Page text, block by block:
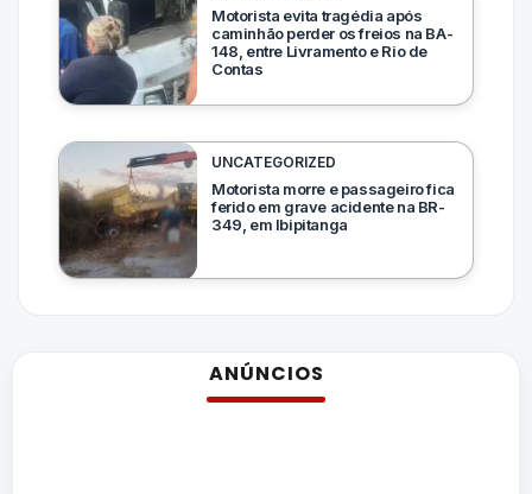
Motorista evita tragédia após
caminhão perder os freios na BA-
148, entre Livramento e Rio de
Contas
UNCATEGORIZED
Motorista morre e passageiro fica
ferido em grave acidente na BR-
349, em Ibipitanga
ANÚNCIOS